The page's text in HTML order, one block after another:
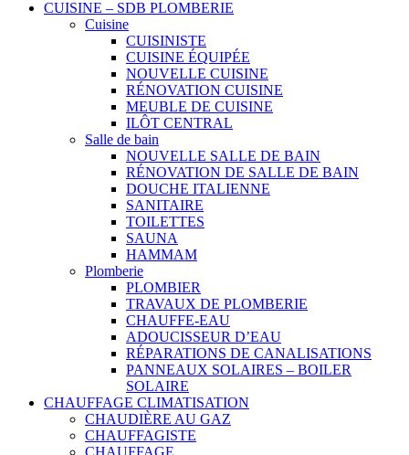
CUISINE – SDB PLOMBERIE
Cuisine
CUISINISTE
CUISINE ÉQUIPÉE
NOUVELLE CUISINE
RÉNOVATION CUISINE
MEUBLE DE CUISINE
ILÔT CENTRAL
Salle de bain
NOUVELLE SALLE DE BAIN
RÉNOVATION DE SALLE DE BAIN
DOUCHE ITALIENNE
SANITAIRE
TOILETTES
SAUNA
HAMMAM
Plomberie
PLOMBIER
TRAVAUX DE PLOMBERIE
CHAUFFE-EAU
ADOUCISSEUR D’EAU
RÉPARATIONS DE CANALISATIONS
PANNEAUX SOLAIRES – BOILER
SOLAIRE
CHAUFFAGE CLIMATISATION
CHAUDIÈRE AU GAZ
CHAUFFAGISTE
CHAUFFAGE